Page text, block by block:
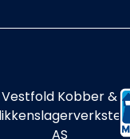
Vestfold Kobber &
AS